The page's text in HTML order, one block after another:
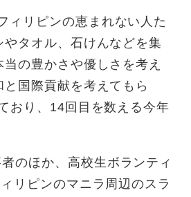
ィリピンの恵まれない人た
タオル、石けんなどを集
の豊かさや優しさを考え
国際貢献を考えてもら
おり、14回目を数える今年
のほか、高校生ボランティ
リピンのマニラ周辺のスラ